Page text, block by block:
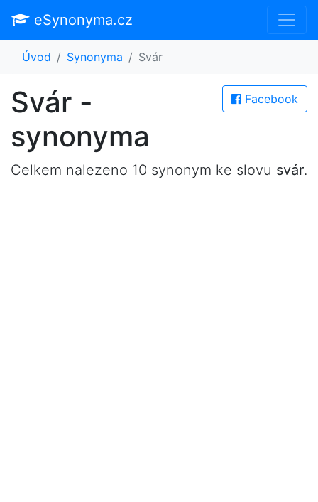
eSynonyma.cz
Úvod Synonyma Svár
Facebook
Svár -
synonyma
Celkem nalezeno 10 synonym ke slovu svár.